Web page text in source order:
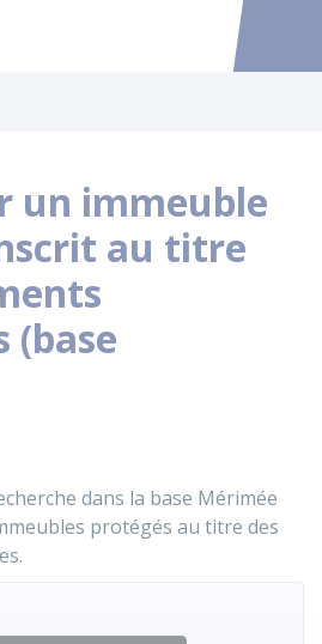
Accéder
un immeuble
au titre
(base
dans la base Mérimée
protégés au titre des